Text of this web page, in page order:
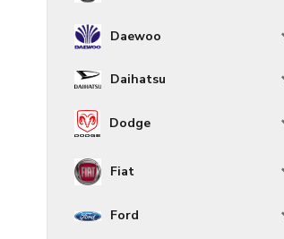
Daewoo
Daihatsu
Dodge
Fiat
Ford